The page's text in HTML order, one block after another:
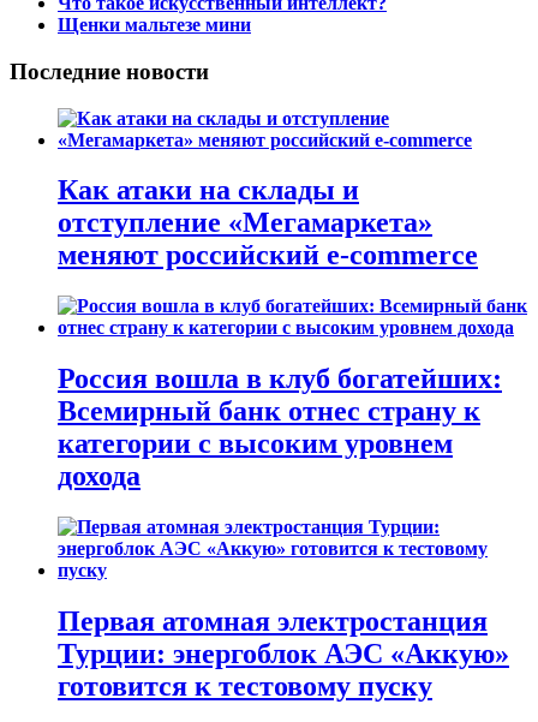
Щенки мальтезе мини
Последние новости
Как атаки на склады и
отступление «Мегамаркета»
меняют российский e-commerce
Россия вошла в клуб богатейших:
Всемирный банк отнес страну к
категории с высоким уровнем
дохода
Первая атомная электростанция
Турции: энергоблок АЭС «Аккую»
готовится к тестовому пуску